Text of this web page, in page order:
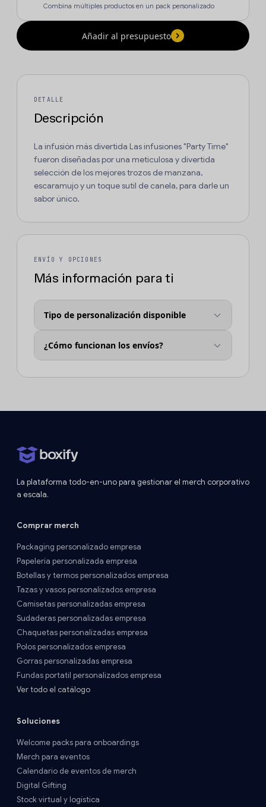
Combina múltiples productos en un pack personalizado
Añadir al presupuesto
DETALLE
Descripción
La infusión más divertida Las infusiones "Party Time"
fueron diseñadas por una meticulosa y divertida
selección de los mejores trozos de manzana,
escaramujo y un toque sutil de canela, para darle un
sabor único.
ENVÍO Y OPCIONES
Más información para ti
Tipo de personalización disponible
¿Cómo funcionan los envíos?
La plataforma todo-en-uno para gestionar el merch corporativo
a escala.
Comprar merch
Packaging personalizado empresa
Papelería personalizada empresa
Botellas y termos personalizados empresa
Tazas y vasos personalizados empresa
Camisetas personalizadas empresa
Sudaderas personalizadas empresa
Chaquetas personalizadas empresa
Polos personalizados empresa
Gorras personalizadas empresa
Fundas portatil personalizados empresa
Ver todo el catálogo
Soluciones
Welcome packs para onboardings
Merch para eventos
Calendario de eventos de merch
Digital Gifting
Stock virtual y logística